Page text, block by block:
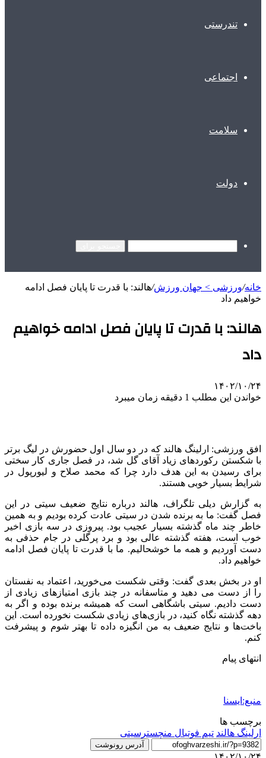
تندرستی
اجتماعی
سلامت
دولت
خانه/ورزشی > جهان ورزش/هالند: با قدرت تا پایان فصل ادامه
خواهیم داد
هالند: با قدرت تا پایان فصل ادامه خواهیم
داد
۱۴۰۲/۱۰/۲۴
خواندن این مطلب 1 دقیقه زمان میبرد
افق ورزشی: ارلینگ هالند که در دو سال اول حضورش در لیگ برتر
با شکستن رکوردهای زیاد آقای گل شد، در فصل جاری کار سختی
برای رسیدن به این هدف دارد چرا که محمد صلاح و لیورپول در
شرایط بسیار خوبی هستند.
به گزارش دیلی تلگراف، هالند درباره نتایج ضعیف سیتی در این
فصل گفت: ما به برنده شدن در سیتی عادت کرده بودیم و به همین
خاطر چند ماه گذشته بسیار عجیب بود. پیروزی در سه بازی اخیر
خوب است، هفته گذشته عالی بود و برد پرگلی در جام حذفی به
دست آوردیم و همه ما خوشحالیم. ما با قدرت تا پایان فصل ادامه
خواهیم داد.
او در بخش بعدی گفت: وقتی شکست می‌خورید، اعتماد به نفستان
را از دست می دهید و متاسفانه در چند بازی امتیازهای زیادی از
دست دادیم. سیتی باشگاهی است که همیشه برنده بوده و اگر به
دهه گذشته نگاه کنید، در بازی‌های زیادی شکست نخورده است. این
باخت‌ها و نتایج ضعیف به من انگیزه داده تا بهتر شوم و پیشرفت
کنم.
انتهای پیام
منبع:ایسنا
برچسب ها
ارلینگ هالند تیم فوتبال منچسترسیتی
آدرس رونوشت